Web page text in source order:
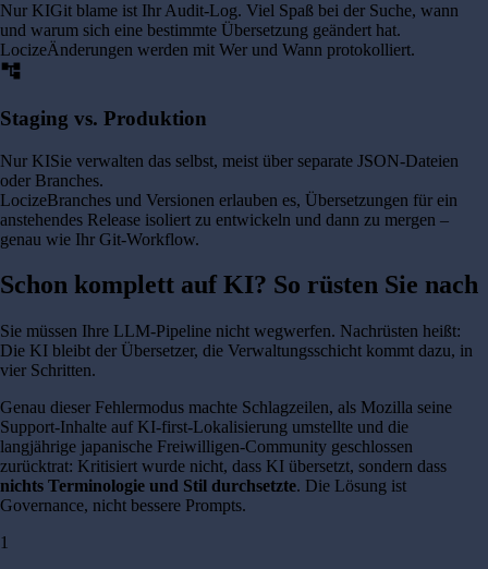
Nur KIGit blame ist Ihr Audit-Log. Viel Spaß bei der Suche, wann
und warum sich eine bestimmte Übersetzung geändert hat.
LocizeÄnderungen werden mit Wer und Wann protokolliert.
account_tree
Staging vs. Produktion
Nur KISie verwalten das selbst, meist über separate JSON-Dateien
oder Branches.
LocizeBranches und Versionen erlauben es, Übersetzungen für ein
anstehendes Release isoliert zu entwickeln und dann zu mergen –
genau wie Ihr Git-Workflow.
Schon komplett auf KI? So rüsten Sie nach
Sie müssen Ihre LLM-Pipeline nicht wegwerfen. Nachrüsten heißt:
Die KI bleibt der Übersetzer, die Verwaltungsschicht kommt dazu, in
vier Schritten.
Genau dieser Fehlermodus machte Schlagzeilen, als Mozilla seine
Support-Inhalte auf KI-first-Lokalisierung umstellte und die
langjährige japanische Freiwilligen-Community geschlossen
zurücktrat: Kritisiert wurde nicht, dass KI übersetzt, sondern dass
nichts Terminologie und Stil durchsetzte. Die Lösung ist
Governance, nicht bessere Prompts.
1